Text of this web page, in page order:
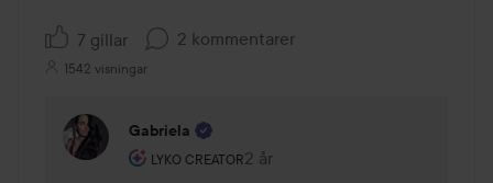
7 gillar 2 kommentarer
1542 visningar
Gabriela
LYKO CREATOR
Användarens roll: Lyko Creator.
2 år
Kommentaren lades 2 år